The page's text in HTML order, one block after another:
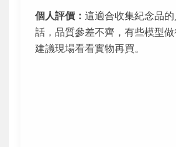
個人評價： 這適合收集紀念品
話，品質參差不齊，有些模型
建議現場看看實物再買。